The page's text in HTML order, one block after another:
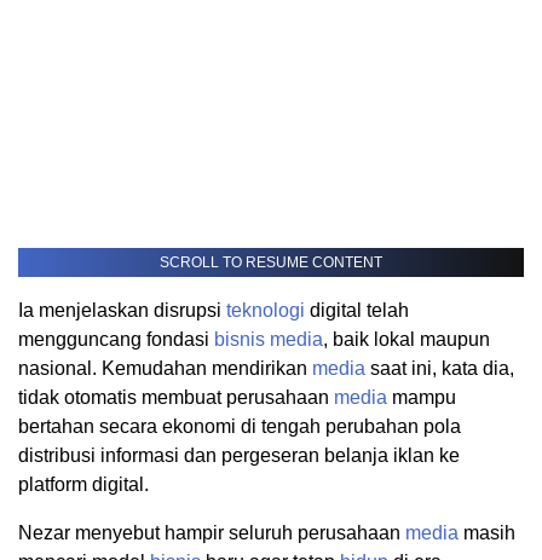
SCROLL TO RESUME CONTENT
Ia menjelaskan disrupsi teknologi digital telah
mengguncang fondasi bisnis media, baik lokal maupun
nasional. Kemudahan mendirikan media saat ini, kata dia,
tidak otomatis membuat perusahaan media mampu
bertahan secara ekonomi di tengah perubahan pola
distribusi informasi dan pergeseran belanja iklan ke
platform digital.
Nezar menyebut hampir seluruh perusahaan media masih